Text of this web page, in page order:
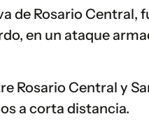
de Rosario Central,
en un ataque
Rosario Central y
a corta distancia.